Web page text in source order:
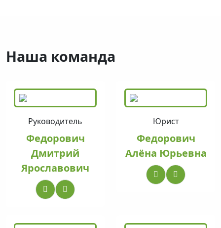
Наша команда
Руководитель
Федорович
Дмитрий
Ярославович
Юрист
Федорович
Алёна Юрьевна